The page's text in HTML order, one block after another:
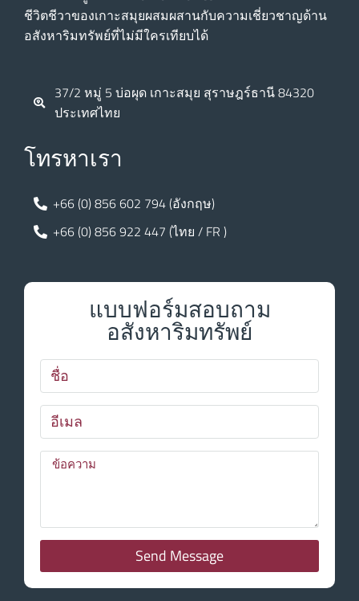
ชีวิตชีวาของเกาะสมุยผสมผสานกับความเชี่ยวชาญด้าน
อสังหาริมทรัพย์ที่ไม่มีใครเทียบได้
37/2 หมู่ 5 บ่อผุด เกาะสมุย สุราษฎร์ธานี 84320
ประเทศไทย
โทรหาเรา
+66 (0) 856 602 794 (อังกฤษ)
+66 (0) 856 922 447 (ไทย / FR )
แบบฟอร์มสอบถาม
อสังหาริมทรัพย์
Send Message